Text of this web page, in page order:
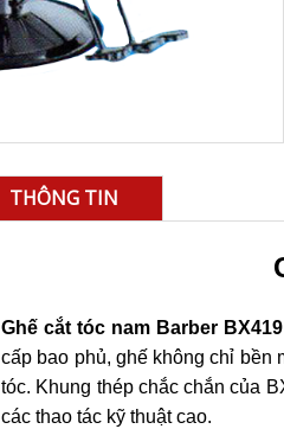
THÔNG TIN
Ghế cắt tóc nam Barber BX419
cấp bao phủ, ghế không chỉ bền
tóc. Khung thép chắc chắn của
các thao tác kỹ thuật cao.